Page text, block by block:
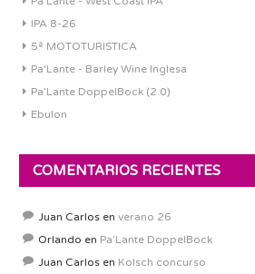
IPA 8-26
5ª MOTOTURISTICA
Pa'Lante - Barley Wine Inglesa
Pa’Lante DoppelBock (2.0)
Ebulon
COMENTARIOS RECIENTES
Juan Carlos en verano 26
Orlando en Pa’Lante DoppelBock
Juan Carlos en Kolsch concurso